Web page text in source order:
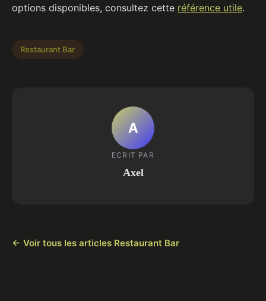
options disponibles, consultez cette référence utile.
Restaurant Bar
A
ECRIT PAR
Axel
← Voir tous les articles Restaurant Bar